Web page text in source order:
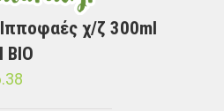
χ/ζ 300ml
BIO